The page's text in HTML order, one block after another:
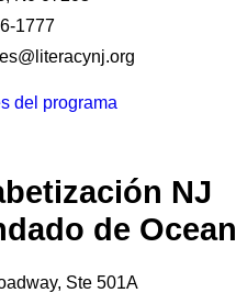
1777
del programa
NJ
de Ocean
Ste 501A